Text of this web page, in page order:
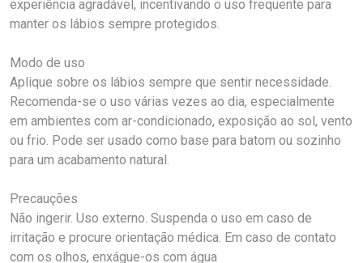
experiência agradável, incentivando o uso frequente para
manter os lábios sempre protegidos.
Modo de uso
Aplique sobre os lábios sempre que sentir necessidade.
Recomenda-se o uso várias vezes ao dia, especialmente
em ambientes com ar-condicionado, exposição ao sol, vento
ou frio. Pode ser usado como base para batom ou sozinho
para um acabamento natural.
Precauções
Não ingerir. Uso externo. Suspenda o uso em caso de
irritação e procure orientação médica. Em caso de contato
com os olhos, enxágue-os com água